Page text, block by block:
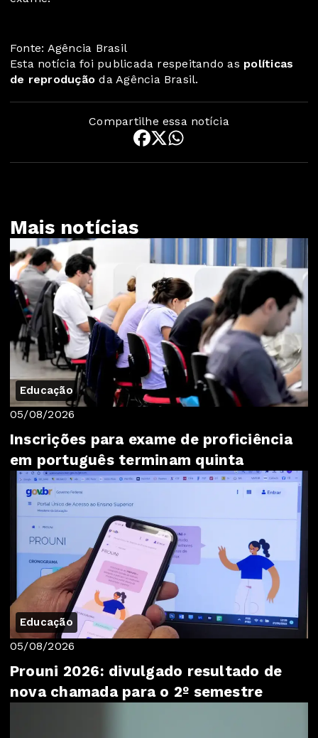
Fonte: Agência Brasil
Esta notícia foi publicada respeitando as políticas
de reprodução da Agência Brasil.
Compartilhe essa notícia
Mais notícias
Educação
05/08/2026
Inscrições para exame de proficiência
em português terminam quinta
Educação
05/08/2026
Prouni 2026: divulgado resultado de
nova chamada para o 2º semestre